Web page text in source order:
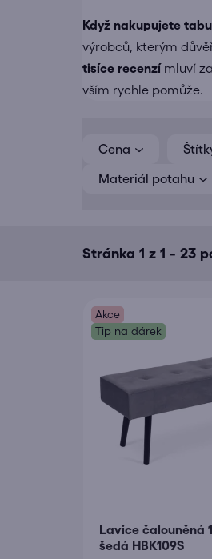
Když nakupujete
výrobců, kterým
tisíce recenzímluví
vším rychle pomůže.
Stránka 1 z 1 - 23
Cena
Materiál potahu
r
u Akce
Tip na dárek
Lavice čalouněná
šedá HBK109S